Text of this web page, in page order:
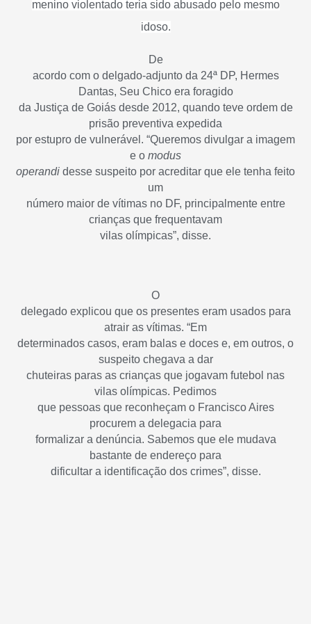
menino violentado teria sido abusado pelo mesmo
idoso.
De
acordo com o delgado-adjunto da 24ª DP, Hermes
Dantas, Seu Chico era foragido
da Justiça de Goiás desde 2012, quando teve ordem de
prisão preventiva expedida
por estupro de vulnerável. “Queremos divulgar a imagem
e o modus
operandi desse suspeito por acreditar que ele tenha feito
um
número maior de vítimas no DF, principalmente entre
crianças que frequentavam
vilas olímpicas”, disse.
O
delegado explicou que os presentes eram usados para
atrair as vítimas. “Em
determinados casos, eram balas e doces e, em outros, o
suspeito chegava a dar
chuteiras paras as crianças que jogavam futebol nas
vilas olímpicas. Pedimos
que pessoas que reconheçam o Francisco Aires
procurem a delegacia para
formalizar a denúncia. Sabemos que ele mudava
bastante de endereço para
dificultar a identificação dos crimes”, disse.